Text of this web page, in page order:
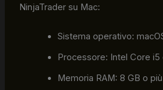
NinjaTrader su Mac:
Sistema operativo:
Processore: Intel Core
Memoria RAM: 8 GB o più